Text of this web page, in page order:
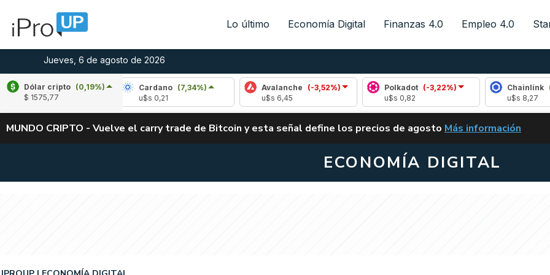
Lo último Economía Digital Finanzas 4.0 Empleo 4.0
Jueves, 6 de agosto de 2026
Dólar cripto (0,19%)
$ 1575,77
(-3,25%)
Cardano (7,34%)
Avalanche (-3,52%)
Polkadot (-3,22%)
Chainlink
(0,51%)
ALERTA
MUNDO CRIPTO - Vuelve el carry trade de Bitcoin y esta señal define los precios de agosto VUELVE EL CARRY
Más información
ECONOMÍA DIGITAL